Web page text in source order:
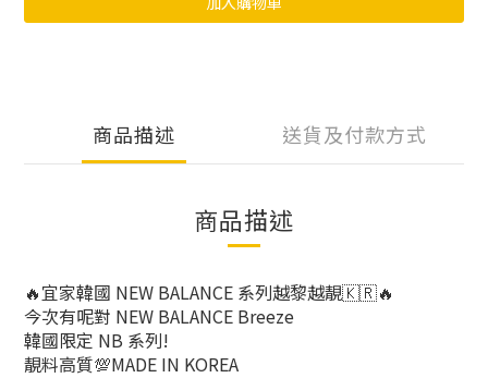
商品描述 送貨及付款方式
商品描述
🔥宜家韓國 NEW BALANCE 系列越黎越靚🇰🇷🔥
今次有呢對 NEW BALANCE Breeze
韓國限定 NB 系列!
靚料高質💯MADE IN KOREA